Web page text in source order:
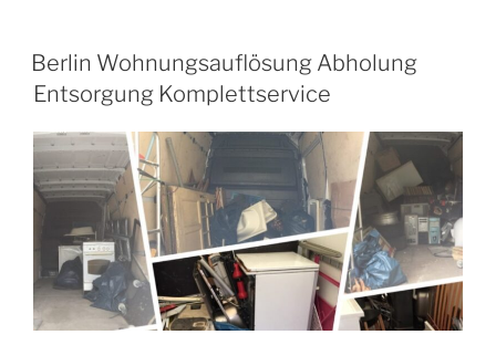
VERÖFFENTLICHT
AM
Berlin Wohnungsauflösung Abholung
Entsorgung Komplettservice